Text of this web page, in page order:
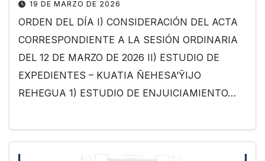
19 DE MARZO DE 2026
ORDEN DEL DÍA I) CONSIDERACIÓN DEL ACTA
CORRESPONDIENTE A LA SESIÓN ORDINARIA
DEL 12 DE MARZO DE 2026 II) ESTUDIO DE
EXPEDIENTES – KUATIA ÑEHESA’ỸIJO
REHEGUA 1) ESTUDIO DE ENJUICIAMIENTO…